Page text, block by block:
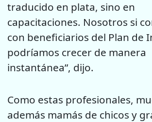
traducido en plata, sino en
capacitaciones. Nosotros si
con beneficiarios del Plan de
podríamos crecer de manera
instantánea”, dijo.
Como estas profesionales,
además mamás de chicos y